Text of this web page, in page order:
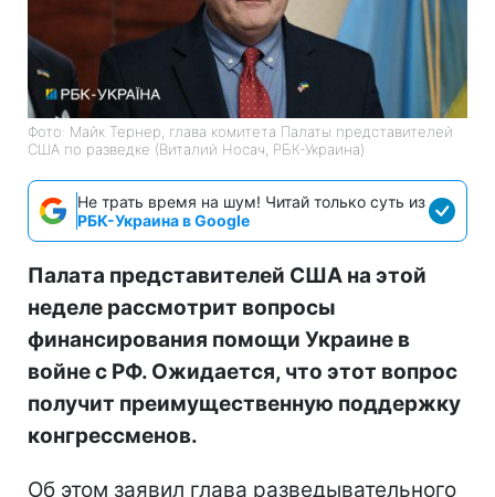
Фото: Майк Тернер, глава комитета Палаты представителей
США по разведке (Виталий Носач, РБК-Украина)
Не трать время на шум! Читай только суть из
РБК-Украина в Google
Палата представителей США на этой
неделе рассмотрит вопросы
финансирования помощи Украине в
войне с РФ. Ожидается, что этот вопрос
получит преимущественную поддержку
конгрессменов.
Об этом заявил глава разведывательного